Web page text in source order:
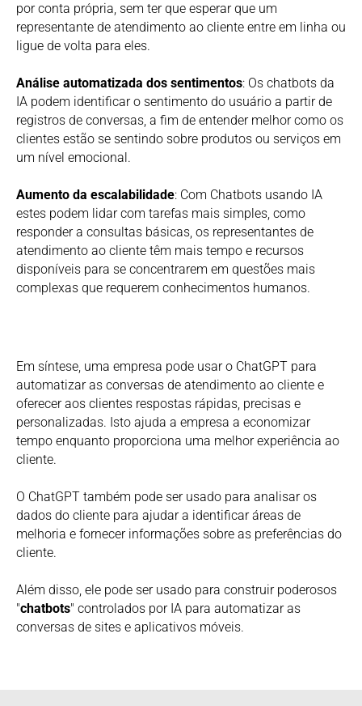
por conta própria, sem ter que esperar que um
representante de atendimento ao cliente entre em linha ou
ligue de volta para eles.
Análise automatizada dos sentimentos: Os chatbots da
IA podem identificar o sentimento do usuário a partir de
registros de conversas, a fim de entender melhor como os
clientes estão se sentindo sobre produtos ou serviços em
um nível emocional.
Aumento da escalabilidade: Com Chatbots usando IA
estes podem lidar com tarefas mais simples, como
responder a consultas básicas, os representantes de
atendimento ao cliente têm mais tempo e recursos
disponíveis para se concentrarem em questões mais
complexas que requerem conhecimentos humanos.
Em síntese, uma empresa pode usar o ChatGPT para
automatizar as conversas de atendimento ao cliente e
oferecer aos clientes respostas rápidas, precisas e
personalizadas. Isto ajuda a empresa a economizar
tempo enquanto proporciona uma melhor experiência ao
cliente.
O ChatGPT também pode ser usado para analisar os
dados do cliente para ajudar a identificar áreas de
melhoria e fornecer informações sobre as preferências do
cliente.
Além disso, ele pode ser usado para construir poderosos
"chatbots" controlados por IA para automatizar as
conversas de sites e aplicativos móveis.